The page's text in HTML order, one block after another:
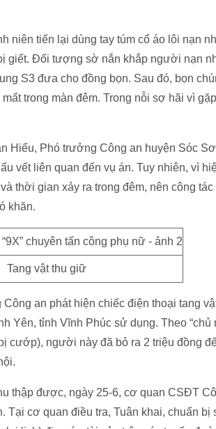
niên tiến lại dùng tay túm cổ áo lôi nạn
giết. Đối tượng sờ nắn khắp người nạn
S3 đưa cho đồng bọn. Sau đó, bọn
trong màn đêm. Trong nỗi sợ hãi vì
Hiểu, Phó trưởng Công an huyện Sóc
vết liên quan đến vụ án. Tuy nhiên, vì
thời gian xảy ra trong đêm, nên công tác
khăn.
Tang vật thu giữ
an phát hiện chiếc điện thoại tang
tỉnh Vĩnh Phúc sử dụng. Theo “chủ
cướp), người này đã bỏ ra 2 triệu đồng
thập được, ngày 25-6, cơ quan CSĐT
cơ quan điều tra, Tuân khai, chuẩn bị